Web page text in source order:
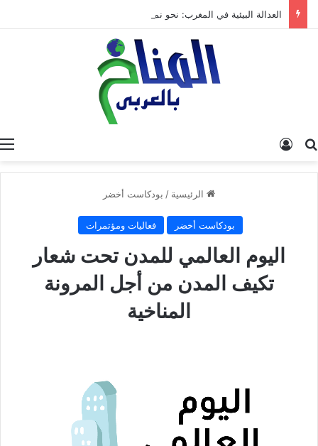
البحث عن
الرئيسية / بودكاست أخضر
بودكاست أخضر فعاليات ومؤتمرات
اليوم العالمي للمدن تحت شعار
تكيف المدن من أجل المرونة
المناخية